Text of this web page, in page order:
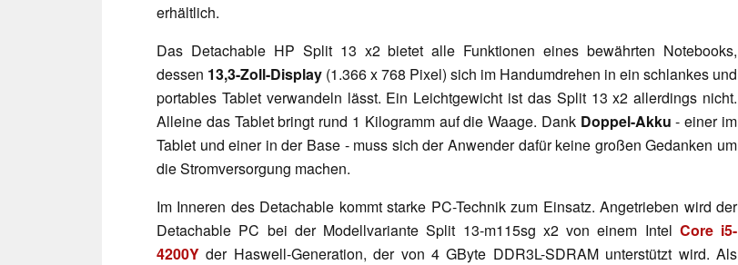
erhältlich.
Das Detachable HP Split 13 x2 bietet alle Funktionen eines bewährten Notebooks,
dessen 13,3-Zoll-Display (1.366 x 768 Pixel) sich im Handumdrehen in ein schlankes und
portables Tablet verwandeln lässt. Ein Leichtgewicht ist das Split 13 x2 allerdings nicht.
Alleine das Tablet bringt rund 1 Kilogramm auf die Waage. Dank Doppel-Akku - einer im
Tablet und einer in der Base - muss sich der Anwender dafür keine großen Gedanken um
die Stromversorgung machen.
Im Inneren des Detachable kommt starke PC-Technik zum Einsatz. Angetrieben wird der
Detachable PC bei der Modellvariante Split 13-m115sg x2 von einem Intel Core i5-
4200Y der Haswell-Generation, der von 4 GByte DDR3L-SDRAM unterstützt wird. Als